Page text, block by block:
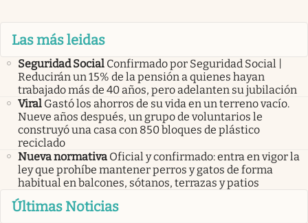
Las más leidas
Seguridad Social Confirmado por Seguridad Social |
Reducirán un 15% de la pensión a quienes hayan
trabajado más de 40 años, pero adelanten su jubilación
Viral Gastó los ahorros de su vida en un terreno vacío.
Nueve años después, un grupo de voluntarios le
construyó una casa con 850 bloques de plástico
reciclado
Nueva normativa Oficial y confirmado: entra en vigor la
ley que prohíbe mantener perros y gatos de forma
habitual en balcones, sótanos, terrazas y patios
Últimas Noticias